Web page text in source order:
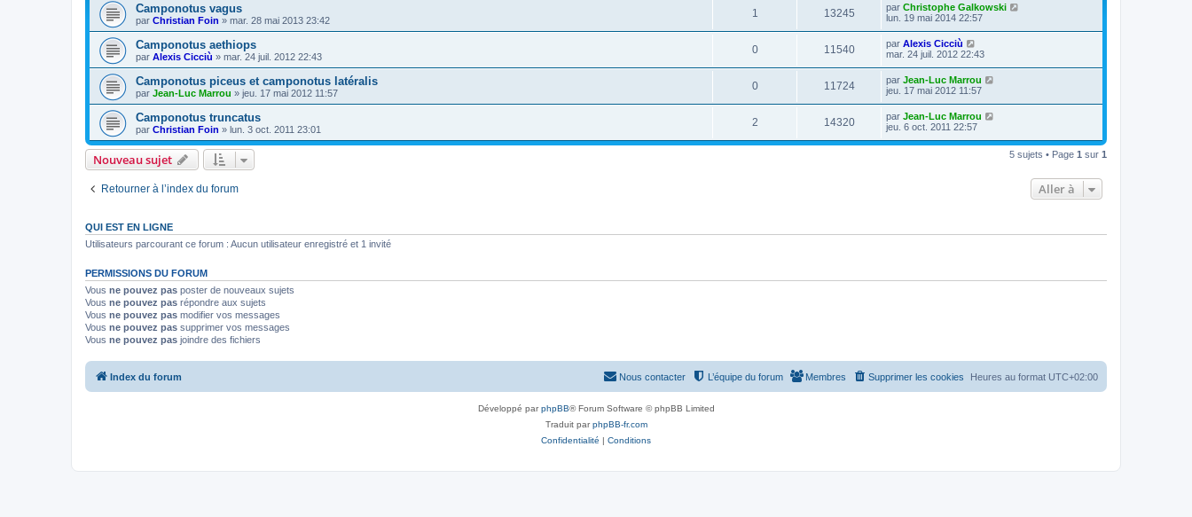
Camponotus vagus
par Christian Foin » mar. 28 mai 2013 23:42
1 13245 par Christophe Galkowski
lun. 19 mai 2014 22:57
Camponotus aethiops
par Alexis Cicciù » mar. 24 juil. 2012 22:43
0 11540 par Alexis Cicciù
mar. 24 juil. 2012 22:43
Camponotus piceus et camponotus latéralis
par Jean-Luc Marrou » jeu. 17 mai 2012 11:57
0 11724 par Jean-Luc Marrou
jeu. 17 mai 2012 11:57
Camponotus truncatus
par Christian Foin » lun. 3 oct. 2011 23:01
2 14320 par Jean-Luc Marrou
jeu. 6 oct. 2011 22:57
Nouveau sujet 5 sujets • Page 1 sur 1
Retourner à l’index du forum Aller à
QUI EST EN LIGNE
Utilisateurs parcourant ce forum : Aucun utilisateur enregistré et 1 invité
PERMISSIONS DU FORUM
Vous ne pouvez pas poster de nouveaux sujets
Vous ne pouvez pas répondre aux sujets
Vous ne pouvez pas modifier vos messages
Vous ne pouvez pas supprimer vos messages
Vous ne pouvez pas joindre des fichiers
Index du forum Heures au format UTC+02:00
Supprimer les cookies
Membres
L’équipe du forum
Nous contacter
Développé parphpBB® Forum Software © phpBB Limited
Traduit parphpBB-fr.com
Confidentialité | Conditions